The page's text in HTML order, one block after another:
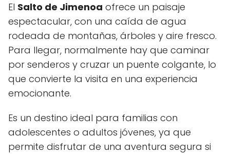
El Salto de Jimenoa ofrece un paisaje
espectacular, con una caída de agua
rodeada de montañas, árboles y aire fresco.
Para llegar, normalmente hay que caminar
por senderos y cruzar un puente colgante, lo
que convierte la visita en una experiencia
emocionante.
Es un destino ideal para familias con
adolescentes o adultos jóvenes, ya que
permite disfrutar de una aventura segura si